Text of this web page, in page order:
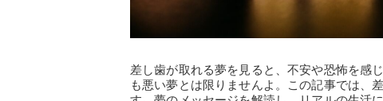
差し歯が取れる夢を見ると、不安や恐怖を感
も悪い夢とは限りませんよ。この記事では、